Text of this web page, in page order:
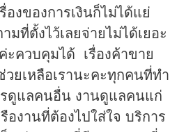
องของการเงินก็ไม่ได้แย่
มที่ตั้งไว้เลยจ่ายไม่ได้เยอะ
ะควบคุมได้ เรื่องค้าขาย
วยเหลือเรานะคะทุกคนที่ทำ
รดูแลคนอื่น งานดูแลคนแก่
องานที่ต้องไปใส่ใจ บริการ